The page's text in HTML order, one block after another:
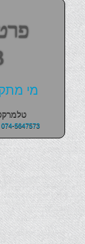
מי מתקשר
074-5647573